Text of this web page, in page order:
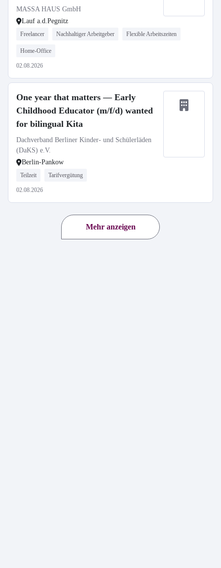
MASSA HAUS GmbH
Lauf a.d.Pegnitz
Freelancer Nachhaltiger Arbeitgeber Flexible Arbeitszeiten
Home-Office
02.08.2026
One year that matters — Early
Childhood Educator (m/f/d) wanted
for bilingual Kita
Dachverband Berliner Kinder- und Schülerläden
(DaKS) e.V.
Berlin-Pankow
Teilzeit Tarifvergütung
02.08.2026
Mehr anzeigen